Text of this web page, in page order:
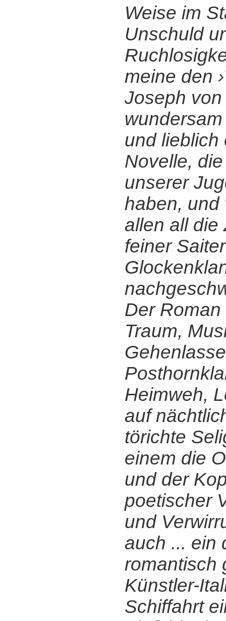
Weise im
Unschuld
meine den
Joseph
und lieblich
Novelle,
unserer
haben, und
allen all die
feiner
Der
Traum,
Heimweh,
auf
törichte
einem die
und der
poetischer
und
auch ... ein
romantisch
Künstler-
Schiffahrt